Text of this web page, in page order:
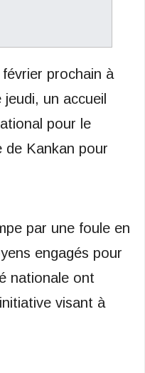
prochain à
jeudi, un accueil
pour le
de Kankan pour
par une foule en
engagés pour
nationale ont
visant à